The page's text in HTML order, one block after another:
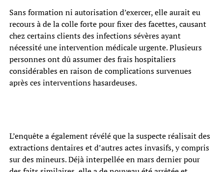
Sans formation ni autorisation d’exercer, elle aurait eu
recours à de la colle forte pour fixer des facettes, causant
chez certains clients des infections sévères ayant
nécessité une intervention médicale urgente. Plusieurs
personnes ont dû assumer des frais hospitaliers
considérables en raison de complications survenues
après ces interventions hasardeuses.
L’enquête a également révélé que la suspecte réalisait des
extractions dentaires et d’autres actes invasifs, y compris
sur des mineurs. Déjà interpellée en mars dernier pour